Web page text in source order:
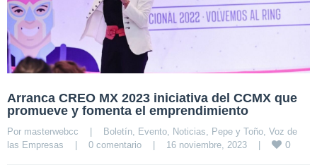
Arranca CREO MX 2023 iniciativa del CCMX que
promueve y fomenta el emprendimiento
Por masterwebcc | Boletín Evento Noticias Pepe y Toño Voz de
las Empresas
| 0 comentario | 16 noviembre, 2023 | 0